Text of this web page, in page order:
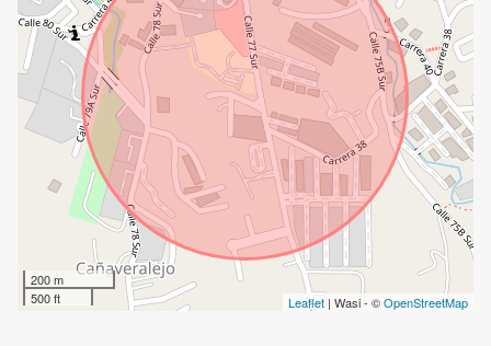
200 m
500 ft
Leaflet | Wasi - ©OpenStreetMap